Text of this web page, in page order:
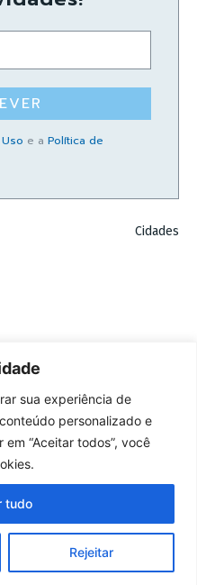
sua experiência de
personalizado e
“Aceitar todos”, você
Rejeitar
tudo
e a Política de
Cidades
uso
×